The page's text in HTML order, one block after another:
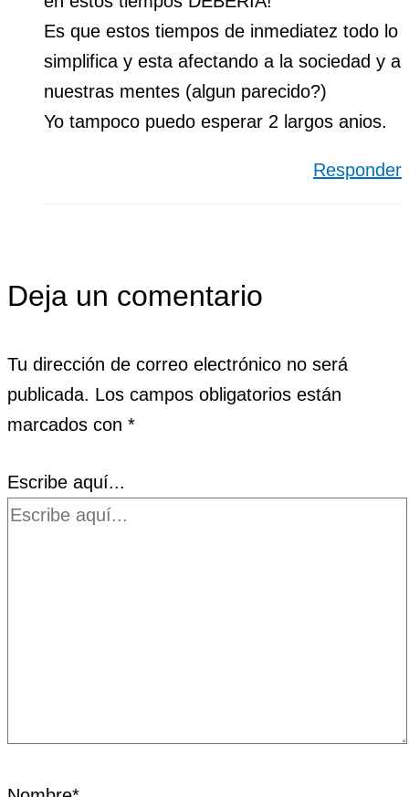
Es que estos tiempos de inmediatez todo lo
simplifica y esta afectando a la sociedad y a
nuestras mentes (algun parecido?)
Yo tampoco puedo esperar 2 largos anios.
Responder
Deja un comentario
Tu dirección de correo electrónico no será
publicada. Los campos obligatorios están
marcados con *
Escribe aquí...